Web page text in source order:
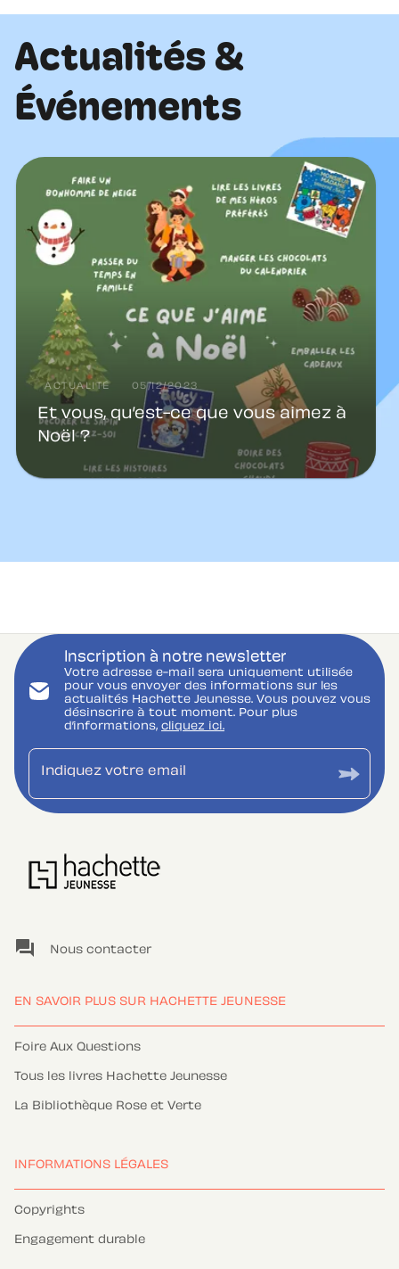
Actualités &
Événements
ACTUALITÉ 05/12/2023
Et vous, qu’est-ce que vous aimez à
Noël ?
Inscription à notre newsletter
Votre adresse e-mail sera uniquement utilisée
pour vous envoyer des informations sur les
actualités Hachette Jeunesse. Vous pouvez vous
désinscrire à tout moment. Pour plus
d’informations, cliquez ici.
Indiquez votre email
question_answer Nous contacter
EN SAVOIR PLUS SUR HACHETTE JEUNESSE
Foire Aux Questions
Tous les livres Hachette Jeunesse
La Bibliothèque Rose et Verte
INFORMATIONS LÉGALES
Copyrights
Engagement durable